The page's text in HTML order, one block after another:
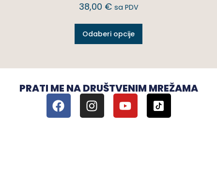
38,00 € sa PDV
Odaberi opcije
PRATI ME NA DRUŠTVENIM MREŽAMA